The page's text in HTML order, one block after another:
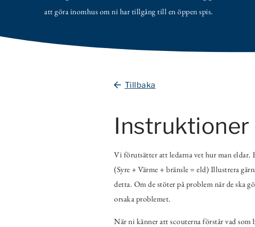
att göra inomhus om ni har tillgång till en öppen spis.
Tillbaka
Instruktioner
Vi förutsätter att ledarna vet hur man eldar.
(Syre + Värme + bränsle = eld) Illustrera
detta. Om de stöter på problem när de ska
orsaka problemet.
När ni känner att scouterna förstår vad som